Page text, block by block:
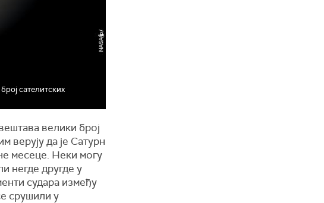
сателитских
велики број
верују да је Сатурн
месеце. Неки могу
негде другде у
судара између
срушили у